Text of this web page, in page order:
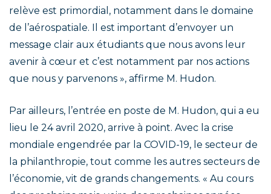
relève est primordial, notamment dans le domaine
de l’aérospatiale. Il est important d’envoyer un
message clair aux étudiants que nous avons leur
avenir à cœur et c’est notamment par nos actions
que nous y parvenons », affirme M. Hudon.
Par ailleurs, l’entrée en poste de M. Hudon, qui a eu
lieu le 24 avril 2020, arrive à point. Avec la crise
mondiale engendrée par la COVID-19, le secteur de
la philanthropie, tout comme les autres secteurs de
l’économie, vit de grands changements. « Au cours